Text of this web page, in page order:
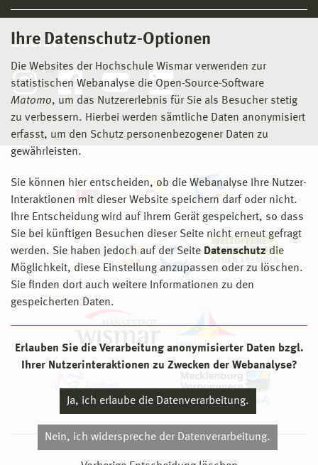
Ihre Datenschutz-Optionen
Die Websites der Hochschule Wismar verwenden zur
statistischen Webanalyse die Open-Source-Software
Matomo, um das Nutzererlebnis für Sie als Besucher stetig
zu verbessern. Hierbei werden sämtliche Daten anonymisiert
erfasst, um den Schutz personenbezogener Daten zu
gewährleisten.
Sie können hier entscheiden, ob die Webanalyse Ihre Nutzer-
Interaktionen mit dieser Website speichern darf oder nicht.
Ihre Entscheidung wird auf ihrem Gerät gespeichert, so dass
Sie bei künftigen Besuchen dieser Seite nicht erneut gefragt
werden. Sie haben jedoch auf der Seite Datenschutz die
Möglichkeit, diese Einstellung anzupassen oder zu löschen.
Sie finden dort auch weitere Informationen zu den
gespeicherten Daten.
Erlauben Sie die Verarbeitung anonymisierter Daten bzgl.
Ihrer Nutzerinteraktionen zu Zwecken der Webanalyse?
Ja, ich erlaube die Datenverarbeitung.
Nein, ich widerspreche der Datenverarbeitung.
Social Media
© 2026 Hochschule Wismar